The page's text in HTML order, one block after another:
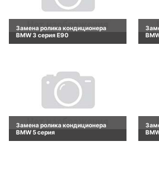
Замена ролика кондиционера
BMW 3 серия E90
Замена ролика кондиционера
BMW 5 серия